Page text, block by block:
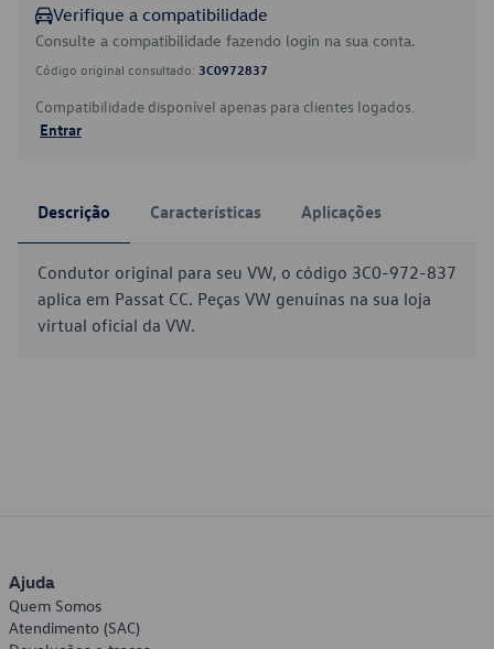
Verifique a compatibilidade
Consulte a compatibilidade fazendo login na sua conta.
Código original consultado: 3C0972837
Compatibilidade disponível apenas para clientes logados.
Entrar
Descrição Características Aplicações
Condutor original para seu VW, o código 3C0-972-837
aplica em Passat CC. Peças VW genuínas na sua loja
virtual oficial da VW.
Ajuda
Quem Somos
Atendimento (SAC)